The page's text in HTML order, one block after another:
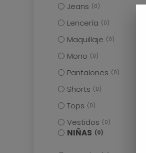
Jeans 0
Lencería 0
Maquillaje 0
Mono 0
Pantalones 0
Shorts 0
Tops 0
Vestidos 0
NIÑAS 0